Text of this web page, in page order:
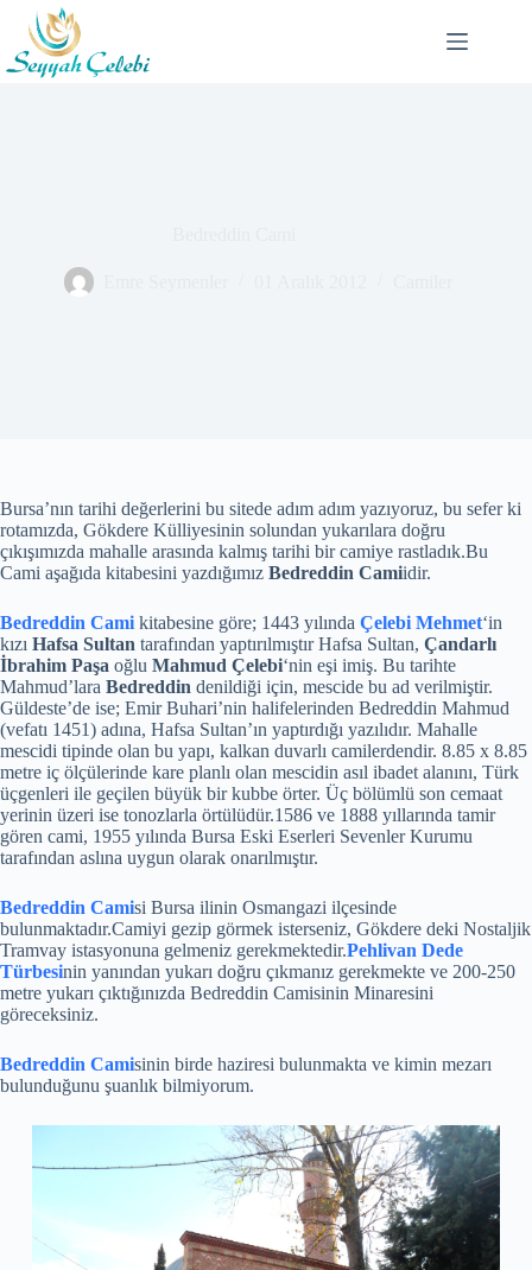
content
Bursa’nın tarihi değerlerini bu sitede adım adım yazıyoruz, bu sefer ki
rotamızda, Gökdere Külliyesinin solundan yukarılara doğru
çıkışımızda mahalle arasında kalmış tarihi bir camiye rastladık.Bu
Cami aşağıda kitabesini yazdığımız Bedreddin Camiidir.
Bedreddin Cami kitabesine göre; 1443 yılında Çelebi Mehmet‘in
kızı Hafsa Sultan tarafından yaptırılmıştır Hafsa Sultan, Çandarlı
İbrahim Paşa oğlu Mahmud Çelebi‘nin eşi imiş. Bu tarihte
Mahmud’lara Bedreddin denildiği için, mescide bu ad verilmiştir.
Güldeste’de ise; Emir Buhari’nin halifelerinden Bedreddin Mahmud
(vefatı 1451) adına, Hafsa Sultan’ın yaptırdığı yazılıdır. Mahalle
mescidi tipinde olan bu yapı, kalkan duvarlı camilerdendir. 8.85 x 8.85
metre iç ölçülerinde kare planlı olan mescidin asıl ibadet alanını, Türk
üçgenleri ile geçilen büyük bir kubbe örter. Üç bölümlü son cemaat
yerinin üzeri ise tonozlarla örtülüdür.1586 ve 1888 yıllarında tamir
gören cami, 1955 yılında Bursa Eski Eserleri Sevenler Kurumu
tarafından aslına uygun olarak onarılmıştır.
Bedreddin Camisi Bursa ilinin Osmangazi ilçesinde
bulunmaktadır.Camiyi gezip görmek isterseniz, Gökdere deki Nostaljik
Tramvay istasyonuna gelmeniz gerekmektedir.Pehlivan Dede
Türbesinin yanından yukarı doğru çıkmanız gerekmekte ve 200-250
metre yukarı çıktığınızda Bedreddin Camisinin Minaresini
göreceksiniz.
Bedreddin Camisinin birde haziresi bulunmakta ve kimin mezarı
bulunduğunu şuanlık bilmiyorum.